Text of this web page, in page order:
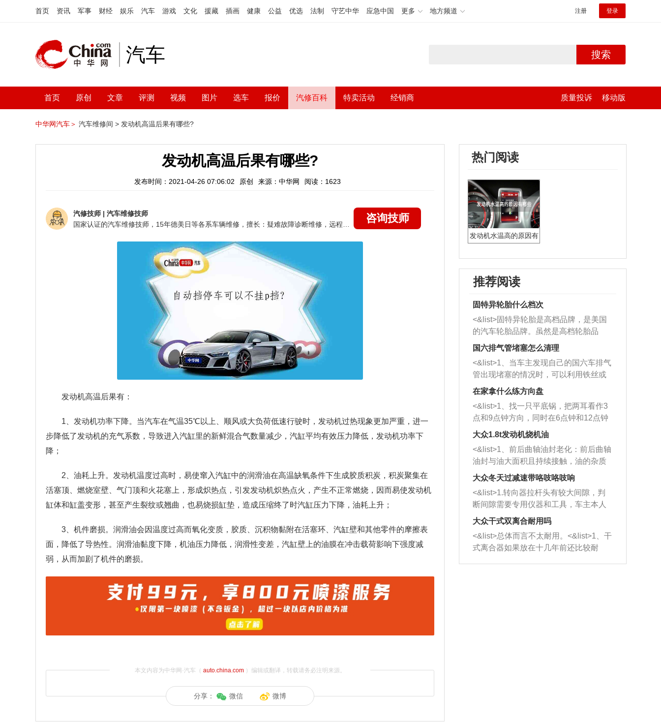
首页 资讯 军事 财经 娱乐 汽车 游戏 文化 援藏 插画 健康 公益 优选 法制 守艺中华 应急中国 更多 地方频道 注册 登录
汽车 搜索
首页 原创 文章 评测 视频 图片 选车 报价 汽修百科 特卖活动 经销商 质量投诉 移动版
中华网汽车＞ 汽车维修间 > 发动机高温后果有哪些?
发动机高温后果有哪些?
发布时间：2021-04-26 07:06:02 原创 来源：中华网 阅读：1623
汽修技师 | 汽车维修技师
咨询技师
发动机高温后果有：
1、发动机功率下降。当汽车在气温35℃以上、顺风或大负荷低速行驶时，发动机过热现象更加严重，进一
步降低了发动机的充气系数，导致进入汽缸里的新鲜混合气数量减少，汽缸平均有效压力降低，发动机功率下
降；
2、油耗上升。发动机温度过高时，易使窜入汽缸中的润滑油在高温缺氧条件下生成胶质积炭，积炭聚集在
活塞顶、燃烧室壁、气门顶和火花塞上，形成炽热点，引发发动机炽热点火，产生不正常燃烧，因而易使发动机
缸体和缸盖变形，甚至产生裂纹或翘曲，也易烧损缸垫，造成压缩终了时汽缸压力下降，油耗上升；
3、机件磨损。润滑油会因温度过高而氧化变质，胶质、沉积物黏附在活塞环、汽缸壁和其他零件的摩擦表
面，降低了导热性。润滑油黏度下降，机油压力降低，润滑性变差，汽缸壁上的油膜在冲击载荷影响下强度减
弱，从而加剧了机件的磨损。
本文内容为中华网·汽车（ auto.china.com）编辑或翻译，转载请务必注明来源。
分享： 微信 微博
热门阅读
发动机水温高的原因有
推荐阅读
固特异轮胎什么档次
<&list>固特异轮胎是高档品牌，是美国
的汽车轮胎品牌。虽然是高档轮胎品
牌，但是中高低端的轮胎都有生产，这
也是为了更好的开拓市场。
国六排气管堵塞怎么清理
<&list>1、当车主发现自己的国六车排气
管出现堵塞的情况时，可以利用铁丝或
者是细棍，直接将杂物给取出来，如果
堵塞情况比较严重，也可以采取应急措
施。 <&list>2、直接利用木棍将所有的
杂物推到排气管里面的位置处，然后将
三元催化器拆解开，就可以将堵塞的东
西取出来。但如果是因为积碳过多引起
的堵塞，就需要将三元催化器泡在草酸
洗剂对堵塞的情况得到解决，将清洗剂
放在燃油箱中，与燃油混合后，车辆启
动时，就可以和汽油一起进入到燃烧
室，最后形成废气排出，就可以让三元
催化器得到清洗，排气管堵塞的情况就
能够得到解决。
在家拿什么练方向盘
<&list>1、找一只平底锅，把两耳看作3
点和9点钟方向，同时在6点钟和12点钟
方向做一个标记。 <&list>2、双手握住
一圈半的练习，往右同样也要打相同的
圈数。 <&list>3、最后强调要反复练
习，这样就可以形成肌肉记忆，在真实
驾驶车辆时，不需要记忆也能打好方
向。
大众1.8t发动机烧机油
<&list>1、前后曲轴油封老化：前后曲轴
油封与油大面积且持续接触，油的杂质
和发动机内持续温度变化使其密封效果
逐渐减弱，导致渗油或漏油。<&list>2、
活塞间隙过大：积碳会使活塞环与缸体
的间隙扩大，导致机油流入燃烧室中，
造成烧机油。<&list>3、机油粘度。使用
机油粘度过小的话，同样会有烧机油现
象，机油粘度过小具有很好的流动性，
大众冬天过减速带咯吱咯吱响
<&list>1.转向器拉杆头有较大间隙，判
断间隙需要专用仪器和工具，车主本人
无法制作，需要将车辆送到修理厂或4s
店；<&list>2.车辆半轴套管防尘罩破
裂，破裂后会出现漏油现象，使半轴磨
损严重，磨损的半轴容易损坏，产生异
响；<&list>3.稳定器的转向胶套和球头
大众干式双离合耐用吗
<&list>总体而言不太耐用。<&list>1、干
式离合器如果放在十几年前还比较耐